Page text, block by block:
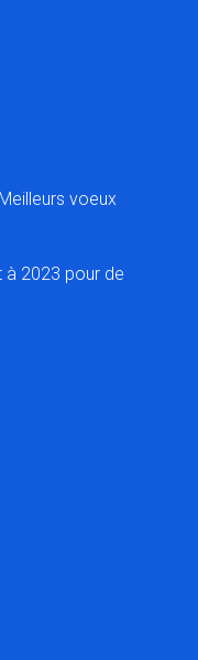
voeux
à 2023 pour de